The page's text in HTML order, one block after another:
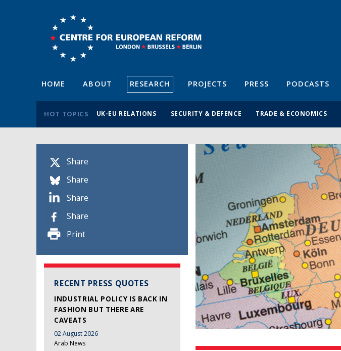
HOME ABOUT RESEARCH PROJECTS PRESS PODCASTS
HOT TOPICS UK-EU RELATIONS SECURITY & DEFENCE TRADE & ECONOMICS
Share
Share
Share
Share
Print
RECENT PRESS QUOTES
INDUSTRIAL POLICY IS BACK IN
FASHION BUT THERE ARE
CAVEATS
02 August 2026
Arab News